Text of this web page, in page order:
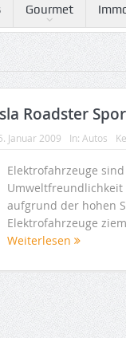
Gourmet
Roadster
Januar 2009 In: Autos
Elektrofahrzeuge
Umweltfreundlichkeit
aufgrund der hohen
Elektrofahrzeuge
Weiterlesen